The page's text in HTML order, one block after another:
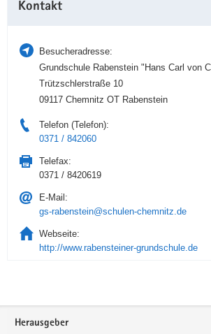
Information
Kontakt
Besucheradresse:
Grundschule Rabenstein "Hans Carl von
Trützschlerstraße 10
09117 Chemnitz OT Rabenstein
Telefon (Telefon):
0371 / 842060
Telefax:
0371 / 8420619
E-Mail:
gs-rabenstein@schulen-chemnitz.de
Webseite:
http://www.rabensteiner-grundschule.de
Service
Herausgeber